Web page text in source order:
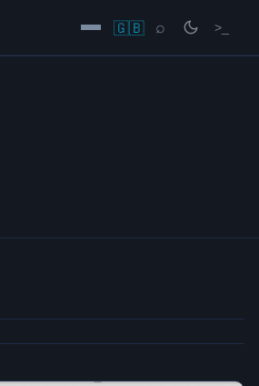
🇬🇧 ⌕ >_